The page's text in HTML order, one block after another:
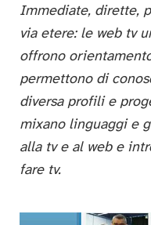
Immediate, dirette,
via etere: le web tv
offrono
permettono di
diversa profili e
mixano linguaggi e
alla tv e al web e
fare tv.